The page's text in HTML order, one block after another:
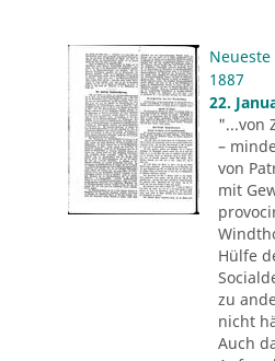
1887
22.
"...von
–
von
mit
Hülfe
zu
nicht
Auch